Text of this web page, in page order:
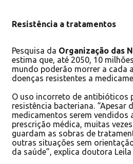
Resistência a tratamentos
Pesquisa da Organização das
estima que, até 2050, 10
mundo poderão morrer a cada
doenças resistentes a
O uso incorreto de antibióticos
resistência bacteriana. “Apesar
medicamentos serem vendidos
prescrição médica, muitas
guardam as sobras de
outras situações sem
da saúde”, explica doutora Leila